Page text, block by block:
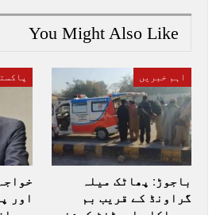
You Might Also Like
اہم خبریں
باجوڑ: پھاٹک میلہ
گراونڈ کے قریب بم
اور